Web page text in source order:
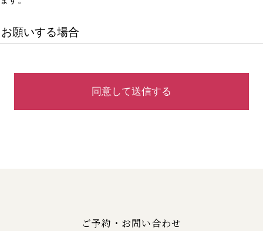
願いする場合
ことがあります。 （１）宿泊ご予約・ご利用 （２）レストラン
スのお申し込み・ご予約・ご利用・お問合せ・各種資料のご請
アンケートへのご回答 （５）各種イベントへのご応募 （６）そ
ご予約・お問い合わせ